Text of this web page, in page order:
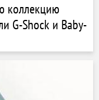
коллекцию
G-Shock и Baby-